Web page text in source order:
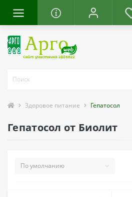
Здоровое питание Гепатосол
Гепатосол от Биолит